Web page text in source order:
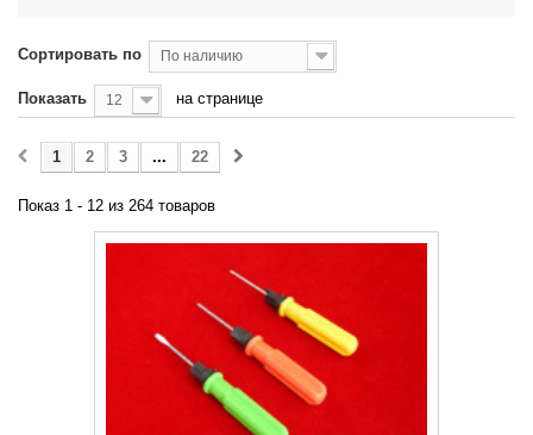
Сортировать по По наличию
Показать 12 на странице
1 2 3 ... 22
Показ 1 - 12 из 264 товаров